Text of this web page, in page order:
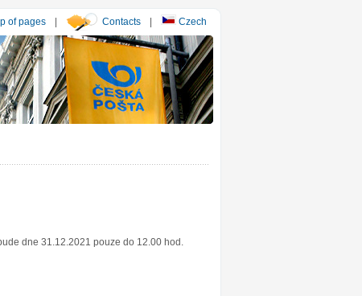
of pages | Contacts | Czech
dne 31.12.2021 pouze do 12.00 hod.